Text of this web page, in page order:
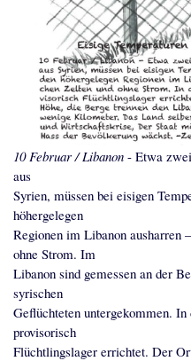
10 Februar / Libanon - Etwa
aus
Syrien, müssen bei eisigen
höhergelegen
Regionen im Libanon ausharren
ohne Strom. Im
Libanon sind gemessen an der
syrischen
Geflüchteten untergekommen.
provisorisch
Flüchtlingslager errichtet. Der